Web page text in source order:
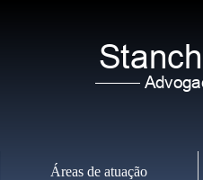
Áreas de atuação